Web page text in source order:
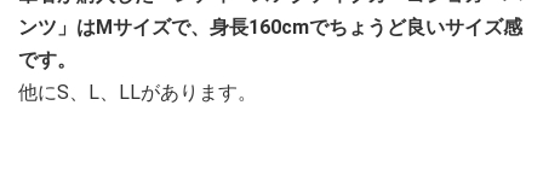
ンツ」はMサイズで、身長160cmでちょうど良いサイズ感
です。
他にS、L、LLがあります。